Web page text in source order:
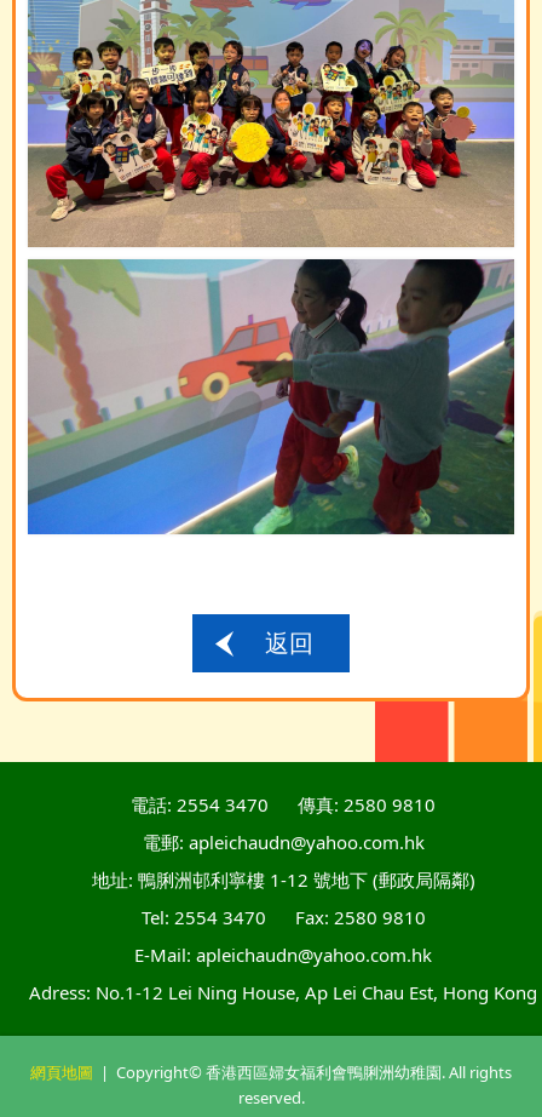
返回
電話: 2554 3470
傳真: 2580 9810
電郵: apleichaudn@yahoo.com.hk
地址: 鴨脷洲邨利寧樓 1-12 號地下 (郵政局隔鄰)
Tel: 2554 3470
Fax: 2580 9810
E-Mail: apleichaudn@yahoo.com.hk
Adress: No.1-12 Lei Ning House, Ap Lei Chau Est, Hong Kong
網頁地圖 | Copyright© 香港西區婦女福利會鴨脷洲幼稚園. All rights
reserved.